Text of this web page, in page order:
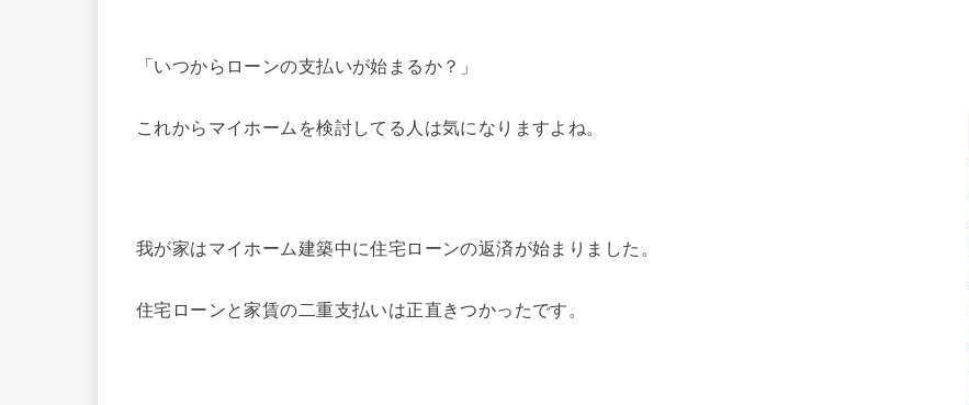
「いつからローンの支払いが始まるか？」
これからマイホームを検討してる人は気になりますよね。
我が家はマイホーム建築中に住宅ローンの返済が始まりました。
住宅ローンと家賃の二重支払いは正直きつかったです。